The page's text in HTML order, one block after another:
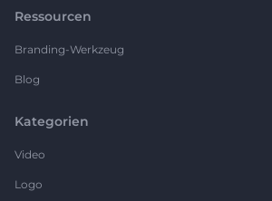
Ressourcen
Branding-Werkzeug
Blog
Kategorien
Video
Logo